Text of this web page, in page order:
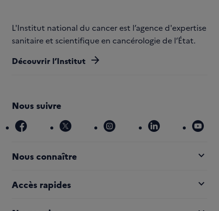
L'Institut national du cancer est l’agence d'expertise
sanitaire et scientifique en cancérologie de l’État.
Découvrir l’Institut arrow_forward
Nous suivre
facebook x instagram linkedin
Nous connaître expand_more
Accès rapides expand_more